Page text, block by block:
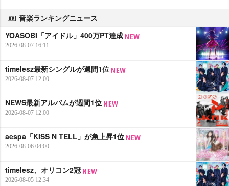
音楽ランキングニュース
YOASOBI「アイドル」400万PT達成
2026-08-07 16:11
timelesz最新シングルが週間1位
2026-08-07 12:00
NEWS最新アルバムが週間1位
2026-08-07 12:00
aespa「KISS N TELL」が急上昇1位
2026-08-06 04:00
timelesz、オリコン2冠
2026-08-05 12:34